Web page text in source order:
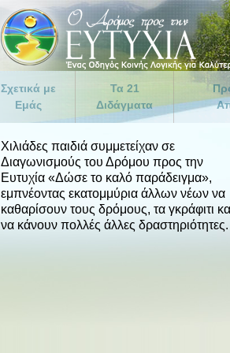
Σχετικά με
Εμάς
Ευτυχία;
Η Αποστολή μας
Λ. Ρον Χάμπαρντ
Συνηθισμένες Ερωτήσεις
Τα 21
Διδάγματα
1. Φρόντιζε τον Εαυτό σου
2. Να Είσαι Εγκρατής
3. Μην Είσαι Ελευθέριος
4. Αγάπα και Βοήθα τα
Παιδιά
Χιλιάδες παιδιά συμμετείχαν σε
Διαγωνισμούς του Δρόμου προς την
Ευτυχία «Δώσε το καλό παράδειγμα»,
εμπνέοντας εκατομμύρια άλλων νέων να
καθαρίσουν τους δρόμους, τα γκράφιτι
να κάνουν πολλές άλλες δραστηριότητες.